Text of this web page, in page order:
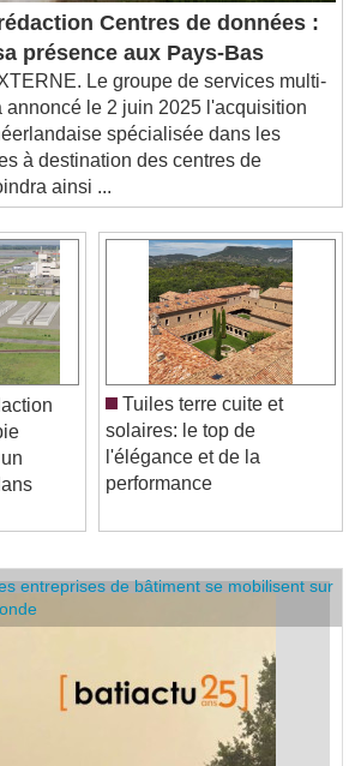
Centres de données :
présence aux Pays-Bas
Le groupe de services multi-
le 2 juin 2025 l'acquisition
spécialisée dans les
à destination des centres de
ainsi ...
Tuiles terre cuite et
solaires: le top de
l'élégance et de la
entreprises de bâtiment se mobilisent sur